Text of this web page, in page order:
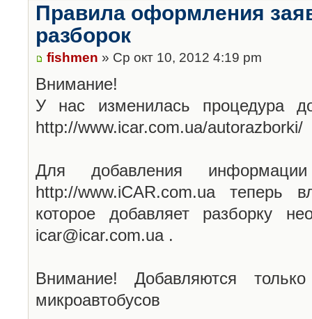
Правила оформления
разборок
fishmen » Ср окт 10, 2012 4:19 pm
Внимание!
У нас изменилась процедура
http://www.icar.com.ua/autorazborki/
Для добавления
http://www.iCAR.com.ua теперь
которое добавляет разборку
icar@icar.com.ua .
Внимание! Добавляются
микроавтобусов